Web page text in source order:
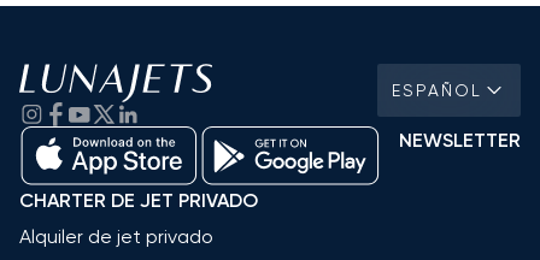
ESPAÑOL
NEWSLETTER
CHARTER DE JET PRIVADO
Alquiler de jet privado